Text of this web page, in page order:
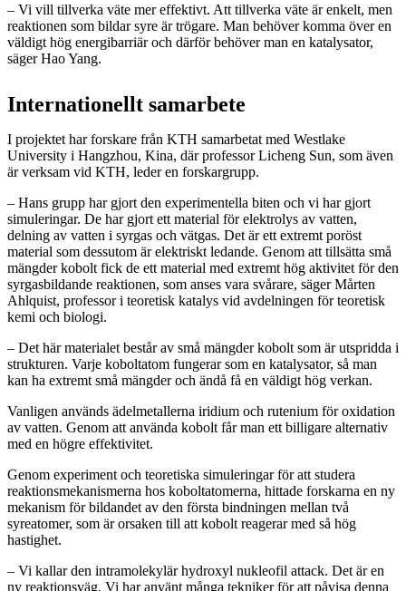
– Vi vill tillverka väte mer effektivt. Att tillverka väte är enkelt, men
reaktionen som bildar syre är trögare. Man behöver komma över en
väldigt hög energibarriär och därför behöver man en katalysator,
säger Hao Yang.
Internationellt samarbete
I projektet har forskare från KTH samarbetat med Westlake
University i Hangzhou, Kina, där professor Licheng Sun, som även
är verksam vid KTH, leder en forskargrupp.
– Hans grupp har gjort den experimentella biten och vi har gjort
simuleringar. De har gjort ett material för elektrolys av vatten,
delning av vatten i syrgas och vätgas. Det är ett extremt poröst
material som dessutom är elektriskt ledande. Genom att tillsätta små
mängder kobolt fick de ett material med extremt hög aktivitet för den
syrgasbildande reaktionen, som anses vara svårare, säger Mårten
Ahlquist, professor i teoretisk katalys vid avdelningen för teoretisk
kemi och biologi.
– Det här materialet består av små mängder kobolt som är utspridda i
strukturen. Varje koboltatom fungerar som en katalysator, så man
kan ha extremt små mängder och ändå få en väldigt hög verkan.
Vanligen används ädelmetallerna iridium och rutenium för oxidation
av vatten. Genom att använda kobolt får man ett billigare alternativ
med en högre effektivitet.
Genom experiment och teoretiska simuleringar för att studera
reaktionsmekanismerna hos koboltatomerna, hittade forskarna en ny
mekanism för bildandet av den första bindningen mellan två
syreatomer, som är orsaken till att kobolt reagerar med så hög
hastighet.
– Vi kallar den intramolekylär hydroxyl nukleofil attack. Det är en
ny reaktionsväg. Vi har använt många tekniker för att påvisa denna